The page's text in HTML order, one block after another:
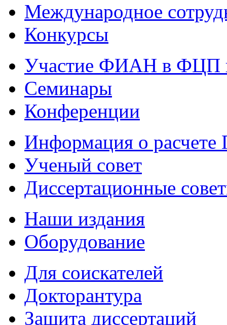
Международное
Конкурсы
Участие ФИАН в ФЦП
Семинары
Конференции
Информация о
Ученый совет
Диссертационные
Наши издания
Оборудование
Для соискателей
Докторантура
Защита диссертаций